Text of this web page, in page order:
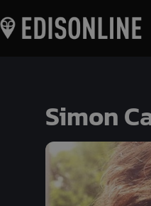
Simon